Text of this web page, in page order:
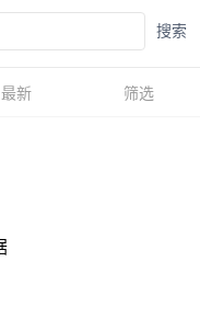
最新 筛选